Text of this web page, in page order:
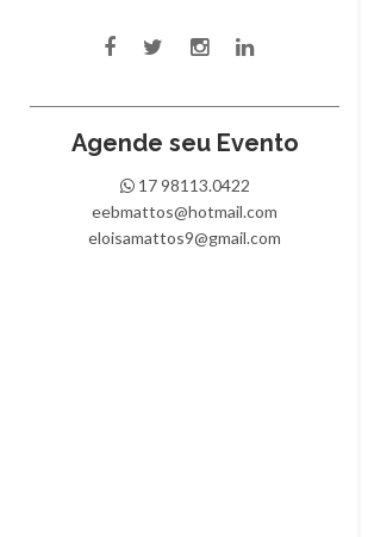
Agende seu Evento
17 98113.0422
eebmattos@hotmail.com
eloisamattos9@gmail.com